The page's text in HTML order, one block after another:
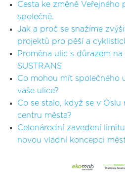
Cesta ke změně Veřejného
společně.
Jak a proč se snažíme
projektů pro pěší a
Proměna ulic s důrazem
SUSTRANS
Co mohou mít společného
vaše ulice?
Co se stalo, když se v
centru města?
Celonárodní zavedení
novou vládní koncepci